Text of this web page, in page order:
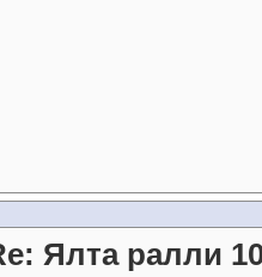
Ялта ралли